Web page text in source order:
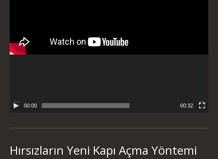
00:00 00:32
Hırsızların Yeni Kapı Açma Yöntemi